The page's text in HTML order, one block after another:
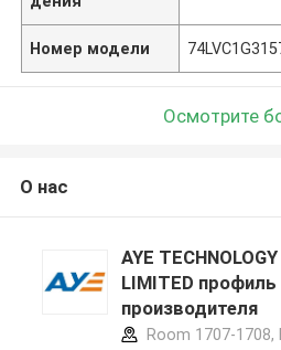
Номер модели
Осмотрите
О нас
AYE
LIMITED профиль
производителя
Room 1707-1708,